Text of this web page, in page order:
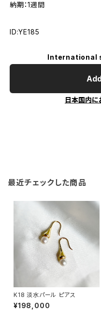
納期：1週間
ID:YE185
International
日本国内に
最近チェックした商品
K18 淡水パール ピアス
¥198,000